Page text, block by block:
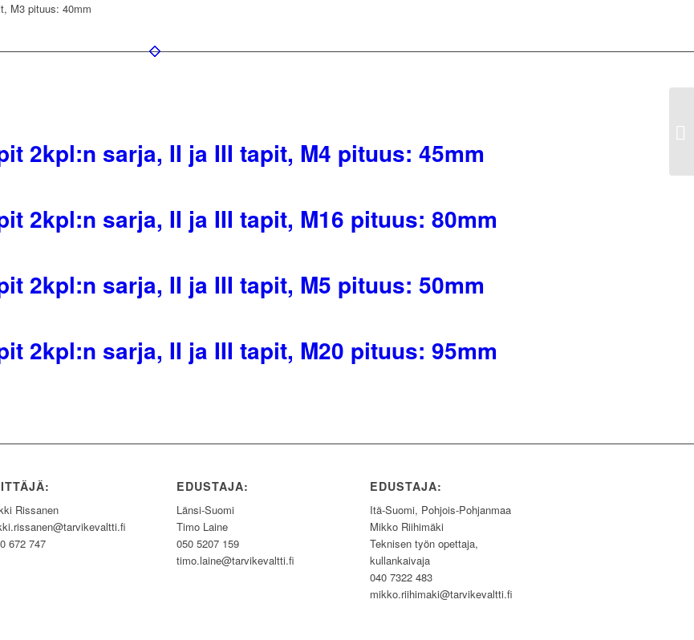
M3 pituus: 40mm
2kpl:n sarja, II ja III tapit, M4 pituus: 45mm
2kpl:n sarja, II ja III tapit, M16 pituus: 80mm
2kpl:n sarja, II ja III tapit, M5 pituus: 50mm
2kpl:n sarja, II ja III tapit, M20 pituus: 95mm
Rissanen
672 747
EDUSTAJA:
Länsi-Suomi
Timo Laine
050 5207 159
timo.laine@tarvikevaltti.fi
EDUSTAJA:
Itä-Suomi, Pohjois-Pohjanmaa
Mikko Riihimäki
Teknisen työn opettaja,
kullankaivaja
040 7322 483
mikko.riihimaki@tarvikevaltti.fi